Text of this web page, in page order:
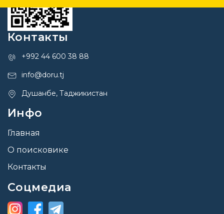
Контакты
+992 44 600 38 88
info@doru.tj
Душанбе, Таджикистан
Инфо
Главная
О поисковике
Контакты
Соцмедиа